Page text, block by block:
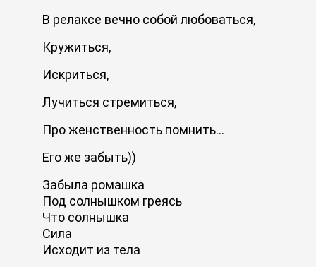
В релаксе вечно собой любоваться,
Кружиться,
Искриться,
Лучиться стремиться,
Про женственность помнить...
Его же забыть))
Забыла ромашка
Под солнышком греясь
Что солнышка
Сила
Исходит из тела